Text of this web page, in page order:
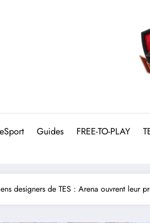
eSport Guides FREE-TO-PLAY
designers de TES : Arena ouvrent leur